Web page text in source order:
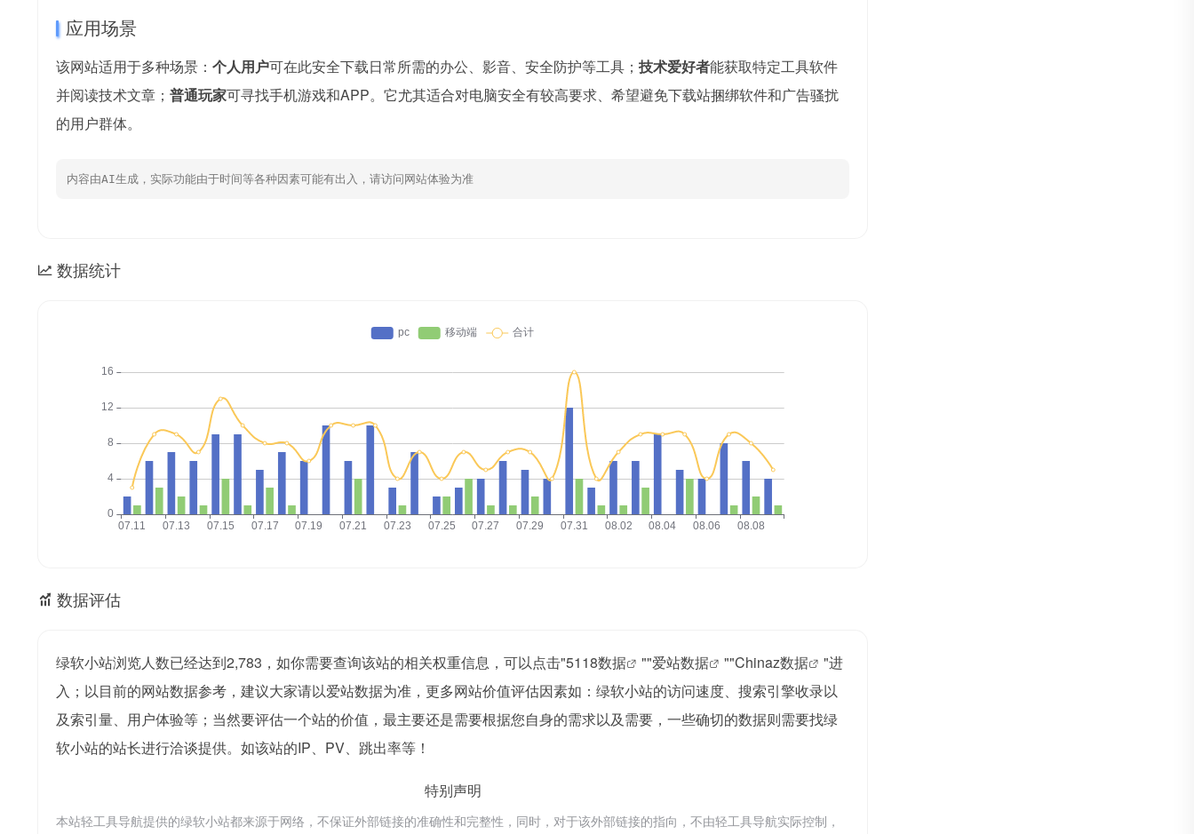
应用场景
该网站适用于多种场景： 个人用户可在此安全下载日常所需的办公、影音、安全防护等工具； 技术爱好者能获取特定工具软件
并阅读技术文章； 普通玩家可寻找手机游戏和APP。它尤其适合对电脑安全有较高要求、希望避免下载站捆绑软件和广告骚扰
的用户群体。
内容由AI生成，实际功能由于时间等各种因素可能有出入，请访问网站体验为准
数据统计
数据评估
绿软小站浏览人数已经达到2,783，如你需要查询该站的相关权重信息，可以点击"5118数据 ""爱站数据 ""Chinaz数据
"进
入；以目前的网站数据参考，建议大家请以爱站数据为准，更多网站价值评估因素如：绿软小站的访问速度、搜索引擎收录以
及索引量、用户体验等；当然要评估一个站的价值，最主要还是需要根据您自身的需求以及需要，一些确切的数据则需要找绿
软小站的站长进行洽谈提供。如该站的IP、PV、跳出率等！
特别声明
本站轻工具导航提供的绿软小站都来源于网络，不保证外部链接的准确性和完整性，同时，对于该外部链接的指向，不由轻工具导航实际控制，